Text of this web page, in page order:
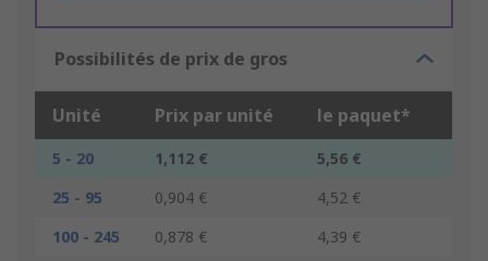
Possibilités de prix de gros
Unité Prix par unité le paquet*
5 - 20 1,112 €
5,56 €
25 - 95
0,904 €
4,52 €
100 - 245
0,878 €
4,39 €